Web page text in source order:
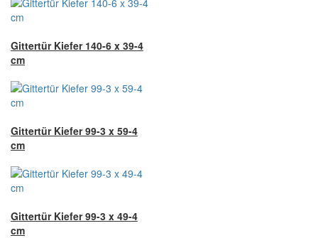
Gittertür Kiefer 140-6 x 39-4
cm
Gittertür Kiefer 99-3 x 59-4
cm
Gittertür Kiefer 99-3 x 49-4
cm